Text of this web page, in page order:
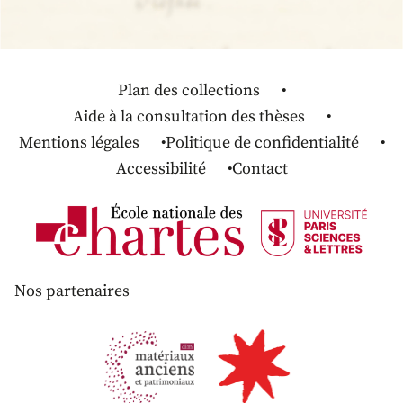
Plan des collections
Aide à la consultation des thèses
Mentions légales
Politique de confidentialité
Accessibilité
Contact
Nos partenaires